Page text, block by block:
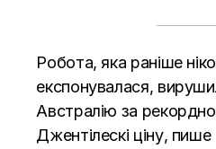
Робота, яка раніше
експонувалася,
Австралію за
Джентілескі ціну, пише